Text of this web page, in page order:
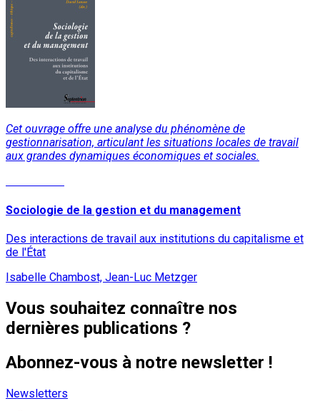
Cet ouvrage offre une analyse du phénomène de
gestionnarisation, articulant les situations locales de travail
aux grandes dynamiques économiques et sociales.
Sociologie de la gestion et du management
Des interactions de travail aux institutions du capitalisme et
de l'État
Isabelle Chambost, Jean-Luc Metzger
Vous souhaitez connaître nos
dernières publications ?
Abonnez-vous à notre newsletter !
Newsletters